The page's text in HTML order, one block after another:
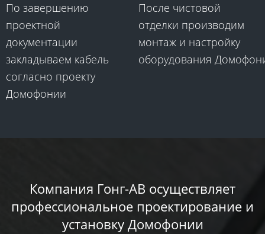
По завершению
проектной
документации
закладываем кабель
согласно проекту
Домофонии​
После чистовой
отделки производим
монтаж и настройку
оборудования
Компания ​Гонг-АВ​ осуществляет
профессиональное проектирование и
установку Домофонии